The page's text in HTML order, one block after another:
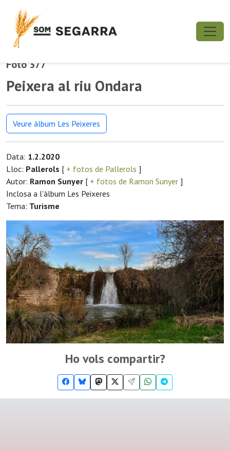
Foto 377
Peixera al riu Ondara
Veure àlbum Les Peixeres
Data: 1.2.2020
Lloc: Pallerols [ + fotos de Pallerols ]
Autor: Ramon Sunyer [ + fotos de Ramon Sunyer ]
Inclosa a l'àlbum Les Peixeres
Tema: Turisme
Ho vols compartir?